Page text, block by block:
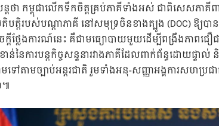
តថា កម្ពុជាលើកទឹកចិត្តគ្រប់ភាគីទាំងអស់ ជាពិសេសភាគីពា
តិបត្តិរបស់បណ្តាភាគី នៅសមុទ្រចិនខាងត្បូង (DOC) ឱ្យ
ក្តីថ្លែងការណ៍នេះ គឺជាមធ្យោបាយមួយដើម្បីពង្រឹងភាពជឿ
ន់នៃការបន្តកិច្ចសន្ទនារវាងភាគីដែលពាក់ព័ន្ធដោយផ្ទាល់
តាមច្បាប់អន្តរជាតិ រួមទាំងអនុ-សញ្ញាអង្គការសហប្រជ
៕